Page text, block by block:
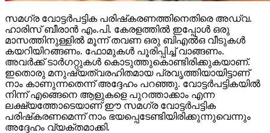
സമഗ്ര വോട്ടര്‍പട്ടിക പരിഷ്‌കരണത്തിനെതിരെ അഡ്വ.
ഹാരിസ് ബീരാന്‍ എം.പി. കേരളത്തില്‍ ഇപ്പോള്‍ ഒരു
മാസത്തിനുള്ളില്‍ മൂന്ന് തവണ ഒരു ബിഎല്‍ഒ വീടുകള്‍
കയറിയിറങ്ങണം. ഫോമുകള്‍ പൂരിപ്പിച്ച് വാങ്ങണം.
അവര്‍ക്ക് ടാര്‍ഗറ്റുകള്‍ കൊടുത്തുകൊണ്ടിരിക്കുകയാണ്.
ഇതൊരു മനുഷ്യത്വരഹിതമായ പ്രവൃത്തിയായിട്ടാണ്
നാം കാണുന്നതെന്ന് അദ്ദേഹം പറഞ്ഞു. വോട്ടര്‍പട്ടികയില്‍
നിന്ന് എങ്ങെനെ ആളുകളെ പുറത്താക്കാം എന്ന
ലക്ഷ്യത്തോടെയാണ് ഈ സമഗ്ര വോട്ടര്‍പട്ടിക
പരിഷ്‌കരണമെന്ന് നാം ഭയപ്പെടേണ്ടിയിരിക്കുന്നുവെന്നും
അദ്ദേഹം വ്യക്തമാക്കി.